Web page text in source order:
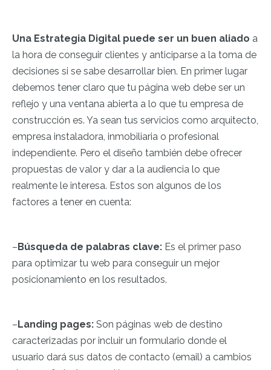
Una Estrategia Digital puede ser un buen aliado a
la hora de conseguir clientes y anticiparse a la toma de
decisiones si se sabe desarrollar bien. En primer lugar
debemos tener claro que tu página web debe ser un
reflejo y una ventana abierta a lo que tu empresa de
construcción es. Ya sean tus servicios como arquitecto,
empresa instaladora, inmobiliaria o profesional
independiente. Pero el diseño también debe ofrecer
propuestas de valor y dar a la audiencia lo que
realmente le interesa. Estos son algunos de los
factores a tener en cuenta:
–Búsqueda de palabras clave: Es el primer paso
para optimizar tu web para conseguir un mejor
posicionamiento en los resultados.
–Landing pages: Son páginas web de destino
caracterizadas por incluir un formulario donde el
usuario dará sus datos de contacto (email) a cambios